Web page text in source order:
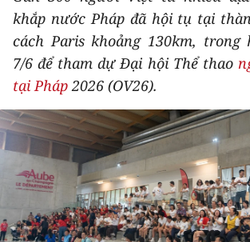
PHÁP LUẬT
DU LỊCH
THẾ GIỚI
THỂ THAO
GIÁO DỤC
khắp nước Pháp đã hội tụ tại
cách Paris khoảng 130km,
7/6 để tham dự Đại hội Thể thao
tại Pháp2026 (OV26).